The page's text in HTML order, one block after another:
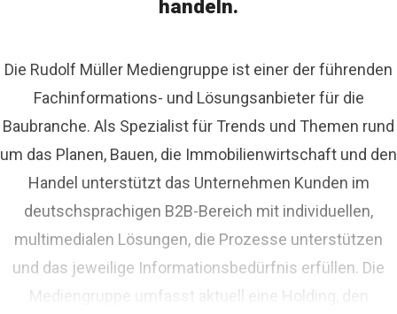
handeln.
Die Rudolf Müller Mediengruppe ist einer der führenden
Fachinformations- und Lösungsanbieter für die
Baubranche. Als Spezialist für Trends und Themen rund
um das Planen, Bauen, die Immobilienwirtschaft und den
Handel unterstützt das Unternehmen Kunden im
deutschsprachigen B2B-Bereich mit individuellen,
multimedialen Lösungen, die Prozesse unterstützen
und das jeweilige Informationsbedürfnis erfüllen. Die
Mediengruppe umfasst aktuell eine Holding, den